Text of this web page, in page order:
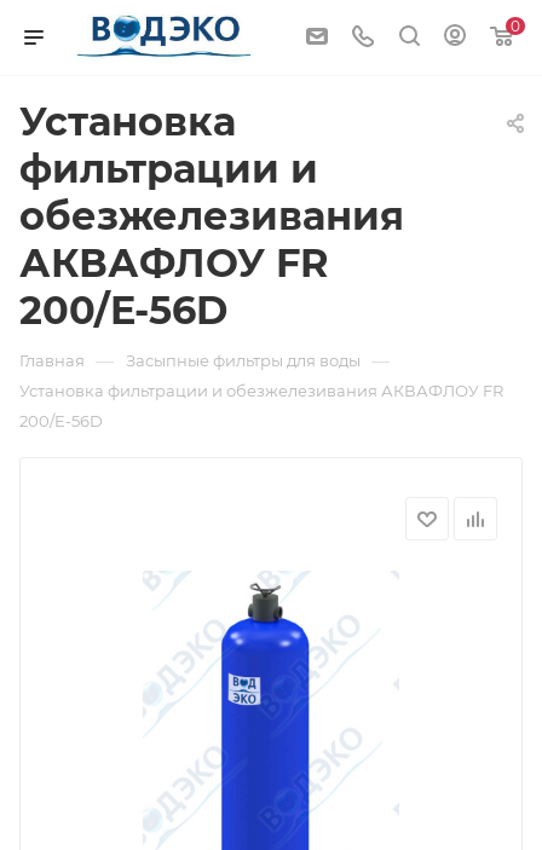
0
Установка
фильтрации и
обезжелезивания
АКВАФЛОУ FR
200/E-56D
Главная — Засыпные фильтры для воды —
Установка фильтрации и обезжелезивания АКВАФЛОУ FR
200/E-56D